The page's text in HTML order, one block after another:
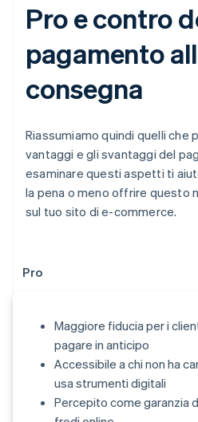
Pro e contro
pagamento
consegna
Riassumiamo quindi quelli che
vantaggi e gli svantaggi del
esaminare questi aspetti ti
la pena o meno offrire questo
sul tuo sito di e-commerce.
Pro
Maggiore fiducia per i
pagare in anticipo
Accessibile a chi non ha
usa strumenti digitali
Percepito come garanzia